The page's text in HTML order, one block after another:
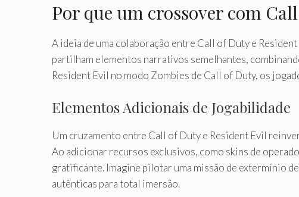
Por que um crossover com
A ideia de uma colaboração entre Call of Duty e
partilham elementos narrativos semelhantes,
Resident Evil no modo Zombies de Call of Duty, os
Elementos Adicionais de Jogabilidade
Um cruzamento entre Call of Duty e Resident Evil
Ao adicionar recursos exclusivos, como skins de
gratificante. Imagine pilotar uma missão de extermínio
autênticas para total imersão.